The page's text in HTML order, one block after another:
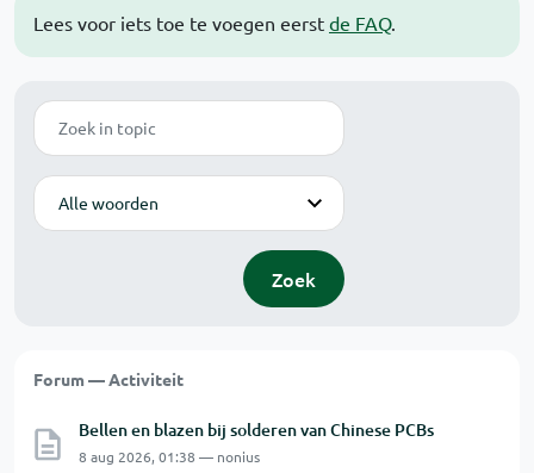
Lees voor iets toe te voegen eerst de FAQ.
Zoek
Modus
Zoek
Forum — Activiteit
Bellen en blazen bij solderen van Chinese PCBs
8 aug 2026, 01:38 — nonius